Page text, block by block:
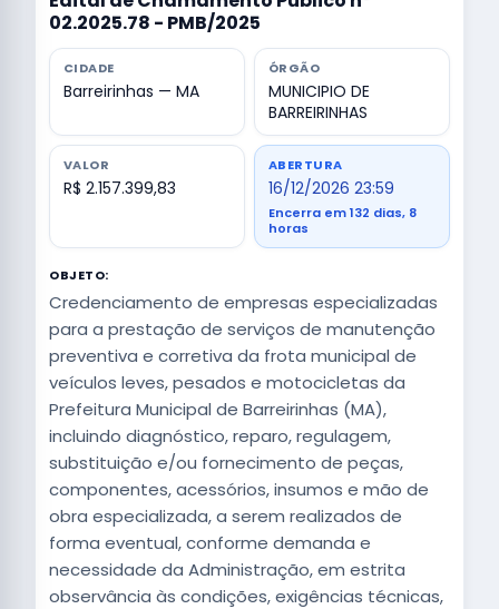
02.2025.78 - PMB/2025
CIDADE
Barreirinhas — MA
ÓRGÃO
MUNICIPIO DE
BARREIRINHAS
VALOR
R$ 2.157.399,83
ABERTURA
16/12/2026 23:59
Encerra em 132 dias, 8
horas
OBJETO:
Credenciamento de empresas especializadas
para a prestação de serviços de manutenção
preventiva e corretiva da frota municipal de
veículos leves, pesados e motocicletas da
Prefeitura Municipal de Barreirinhas (MA),
incluindo diagnóstico, reparo, regulagem,
substituição e/ou fornecimento de peças,
componentes, acessórios, insumos e mão de
obra especializada, a serem realizados de
forma eventual, conforme demanda e
necessidade da Administração, em estrita
observância às condições, exigências técnicas,